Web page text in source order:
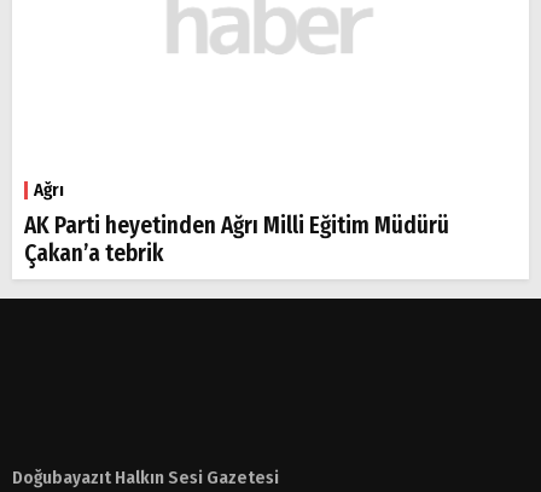
Ağrı
AK Parti heyetinden Ağrı Milli Eğitim Müdürü
Çakan’a tebrik
Doğubayazıt Halkın Sesi Gazetesi